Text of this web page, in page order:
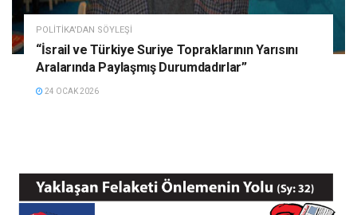
POLITIKA'DAN SÖYLEŞI
“İsrail ve Türkiye Suriye Topraklarının Yarısını
Aralarında Paylaşmış Durumdadırlar”
24 OCAK 2026